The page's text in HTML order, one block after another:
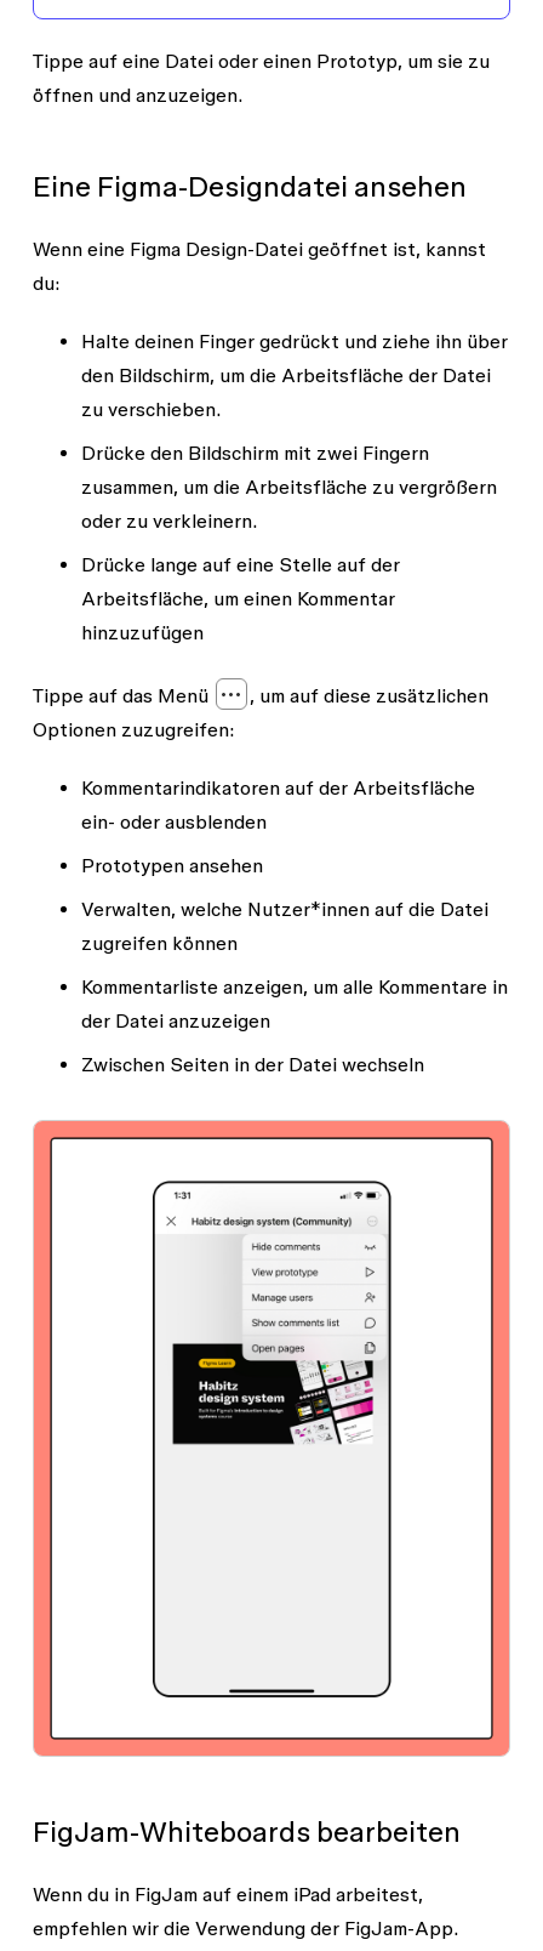
Tippe auf eine Datei oder einen Prototyp, um sie zu
öffnen und anzuzeigen.
Eine Figma-Designdatei ansehen
Wenn eine Figma Design-Datei geöffnet ist, kannst
du:
Halte deinen Finger gedrückt und ziehe ihn über
den Bildschirm, um die Arbeitsfläche der Datei
zu verschieben.
Drücke den Bildschirm mit zwei Fingern
zusammen, um die Arbeitsfläche zu vergrößern
oder zu verkleinern.
Drücke lange auf eine Stelle auf der
Arbeitsfläche, um einen Kommentar
hinzuzufügen
Tippe auf das Menü
, um auf diese zusätzlichen
Optionen zuzugreifen:
Kommentarindikatoren auf der Arbeitsfläche
ein- oder ausblenden
Prototypen ansehen
Verwalten, welche Nutzer*innen auf die Datei
zugreifen können
Kommentarliste anzeigen, um alle Kommentare in
der Datei anzuzeigen
Zwischen Seiten in der Datei wechseln
FigJam-Whiteboards bearbeiten
Wenn du in FigJam auf einem iPad arbeitest,
empfehlen wir die Verwendung der FigJam-App.